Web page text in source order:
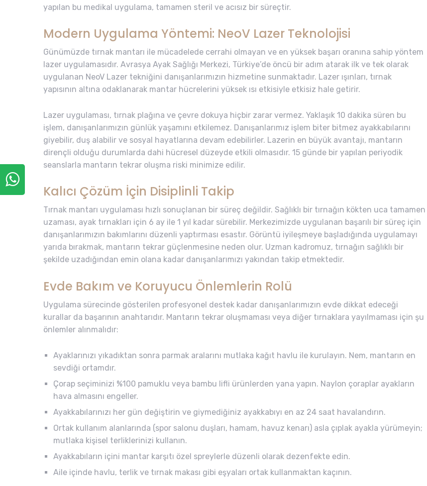
yapılan bu medikal uygulama, tamamen steril ve acısız bir süreçtir.
Modern Uygulama Yöntemi: NeoV Lazer Teknolojisi
Günümüzde tırnak mantarı ile mücadelede cerrahi olmayan ve en yüksek başarı oranına sahip yöntem
lazer uygulamasıdır. Avrasya Ayak Sağlığı Merkezi, Türkiye’de öncü bir adım atarak ilk ve tek olarak
uygulanan NeoV Lazer tekniğini danışanlarımızın hizmetine sunmaktadır. Lazer ışınları, tırnak
yapısının altına odaklanarak mantar hücrelerini yüksek ısı etkisiyle etkisiz hale getirir.
Lazer uygulaması, tırnak plağına ve çevre dokuya hiçbir zarar vermez. Yaklaşık 10 dakika süren bu
işlem, danışanlarımızın günlük yaşamını etkilemez. Danışanlarımız işlem biter bitmez ayakkabılarını
giyebilir, duş alabilir ve sosyal hayatlarına devam edebilirler. Lazerin en büyük avantajı, mantarın
dirençli olduğu durumlarda dahi hücresel düzeyde etkili olmasıdır. 15 günde bir yapılan periyodik
seanslarla mantarın tekrar oluşma riski minimize edilir.
Kalıcı Çözüm İçin Disiplinli Takip
Tırnak mantarı uygulaması hızlı sonuçlanan bir süreç değildir. Sağlıklı bir tırnağın kökten uca tamamen
uzaması, ayak tırnakları için 6 ay ile 1 yıl kadar sürebilir. Merkezimizde uygulanan başarılı bir süreç için
danışanlarımızın bakımlarını düzenli yaptırması esastır. Görüntü iyileşmeye başladığında uygulamayı
yarıda bırakmak, mantarın tekrar güçlenmesine neden olur. Uzman kadromuz, tırnağın sağlıklı bir
şekilde uzadığından emin olana kadar danışanlarımızı yakından takip etmektedir.
Evde Bakım ve Koruyucu Önlemlerin Rolü
Uygulama sürecinde gösterilen profesyonel destek kadar danışanlarımızın evde dikkat edeceği
kurallar da başarının anahtarıdır. Mantarın tekrar oluşmaması veya diğer tırnaklara yayılmaması için şu
önlemler alınmalıdır:
Ayaklarınızı yıkadıktan sonra parmak aralarını mutlaka kağıt havlu ile kurulayın. Nem, mantarın en
sevdiği ortamdır.
Çorap seçiminizi %100 pamuklu veya bambu lifli ürünlerden yana yapın. Naylon çoraplar ayakların
hava almasını engeller.
Ayakkabılarınızı her gün değiştirin ve giymediğiniz ayakkabıyı en az 24 saat havalandırın.
Ortak kullanım alanlarında (spor salonu duşları, hamam, havuz kenarı) asla çıplak ayakla yürümeyin;
mutlaka kişisel terliklerinizi kullanın.
Ayakkabıların içini mantar karşıtı özel spreylerle düzenli olarak dezenfekte edin.
Aile içinde havlu, terlik ve tırnak makası gibi eşyaları ortak kullanmaktan kaçının.